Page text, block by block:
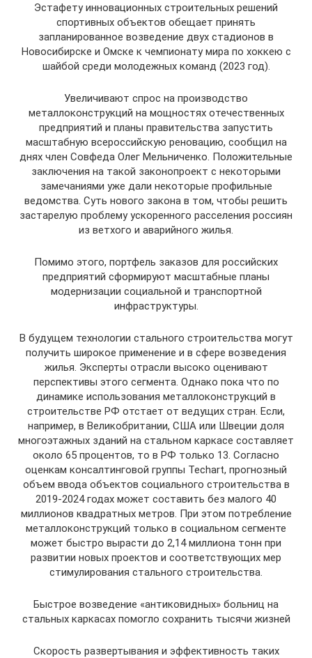
Эстафету инновационных строительных решений
спортивных объектов обещает принять
запланированное возведение двух стадионов в
Новосибирске и Омске к чемпионату мира по хоккею с
шайбой среди молодежных команд (2023 год).
Увеличивают спрос на производство
металлоконструкций на мощностях отечественных
предприятий и планы правительства запустить
масштабную всероссийскую реновацию, сообщил на
днях член Совфеда Олег Мельниченко. Положительные
заключения на такой законопроект с некоторыми
замечаниями уже дали некоторые профильные
ведомства. Суть нового закона в том, чтобы решить
застарелую проблему ускоренного расселения россиян
из ветхого и аварийного жилья.
Помимо этого, портфель заказов для российских
предприятий сформируют масштабные планы
модернизации социальной и транспортной
инфраструктуры.
В будущем технологии стального строительства могут
получить широкое применение и в сфере возведения
жилья. Эксперты отрасли высоко оценивают
перспективы этого сегмента. Однако пока что по
динамике использования металлоконструкций в
строительстве РФ отстает от ведущих стран. Если,
например, в Великобритании, США или Швеции доля
многоэтажных зданий на стальном каркасе составляет
около 65 процентов, то в РФ только 13. Согласно
оценкам консалтинговой группы Techart, прогнозный
объем ввода объектов социального строительства в
2019-2024 годах может составить без малого 40
миллионов квадратных метров. При этом потребление
металлоконструкций только в социальном сегменте
может быстро вырасти до 2,14 миллиона тонн при
развитии новых проектов и соответствующих мер
стимулирования стального строительства.
Быстрое возведение «антиковидных» больниц на
стальных каркасах помогло сохранить тысячи жизней
Скорость развертывания и эффективность таких